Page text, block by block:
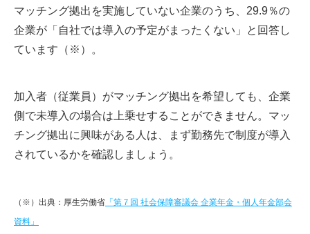
マッチング拠出を実施していない企業のうち、29.9％の
企業が「自社では導入の予定がまったくない」と回答し
ています（※）。
加入者（従業員）がマッチング拠出を希望しても、企業
側で未導入の場合は上乗せすることができません。マッ
チング拠出に興味がある人は、まず勤務先で制度が導入
されているかを確認しましょう。
（※）出典：厚生労働省 「第７回 社会保障審議会 企業年金・個人年金部会
資料」